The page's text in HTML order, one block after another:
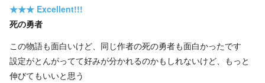
★★★ Excellent!!!
死の勇者
この物語も面白いけど、同じ作者の死の勇者も面白かったです
設定がとんがってて好みが分かれるのかもしれないけど、もっと
伸びてもいいと思う